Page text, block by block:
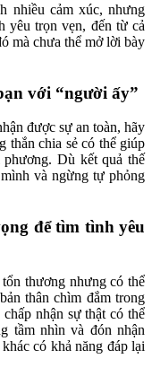
nhiều cảm xúc, nhưng
yêu trọn vẹn, đến từ cả
mà chưa thể mở lời bày
với “người ấy”
được sự an toàn, hãy
thắn chia sẻ có thể giúp
Dù kết quả thế
và ngừng tự phỏng
để tìm tình yêu
thương nhưng có thể
thân chìm đắm trong
nhận sự thật có thể
tầm nhìn và đón nhận
có khả năng đáp lại